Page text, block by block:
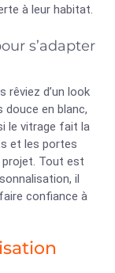
à leur habitat.
s’adapter
rêviez d’un look
douce en blanc,
le vitrage fait la
et les portes
projet. Tout est
il
confiance à